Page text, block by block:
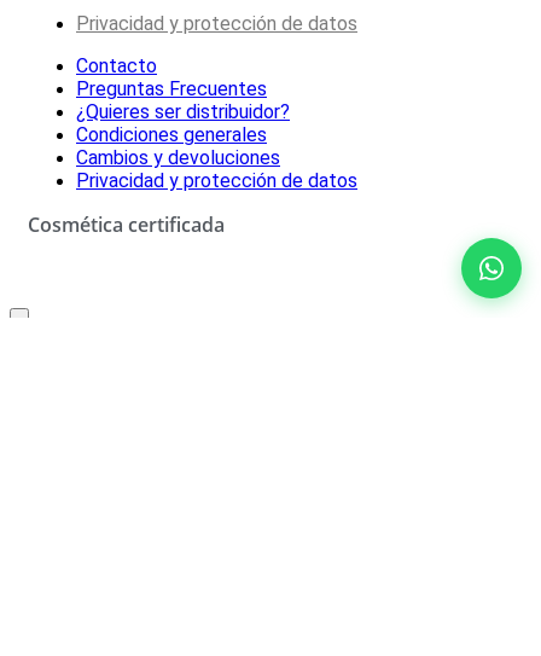
Privacidad y protección de datos
Contacto
Preguntas Frecuentes
¿Quieres ser distribuidor?
Condiciones generales
Cambios y devoluciones
Privacidad y protección de datos
Cosmética certificada